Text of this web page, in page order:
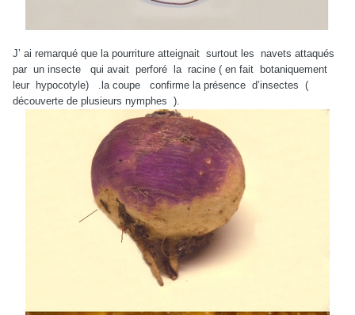
J’ ai remarqué que la pourriture atteignait surtout les navets attaqués
par un insecte qui avait perforé la racine ( en fait botaniquement
leur hypocotyle) .la coupe confirme la présence d’insectes (
découverte de plusieurs nymphes ).